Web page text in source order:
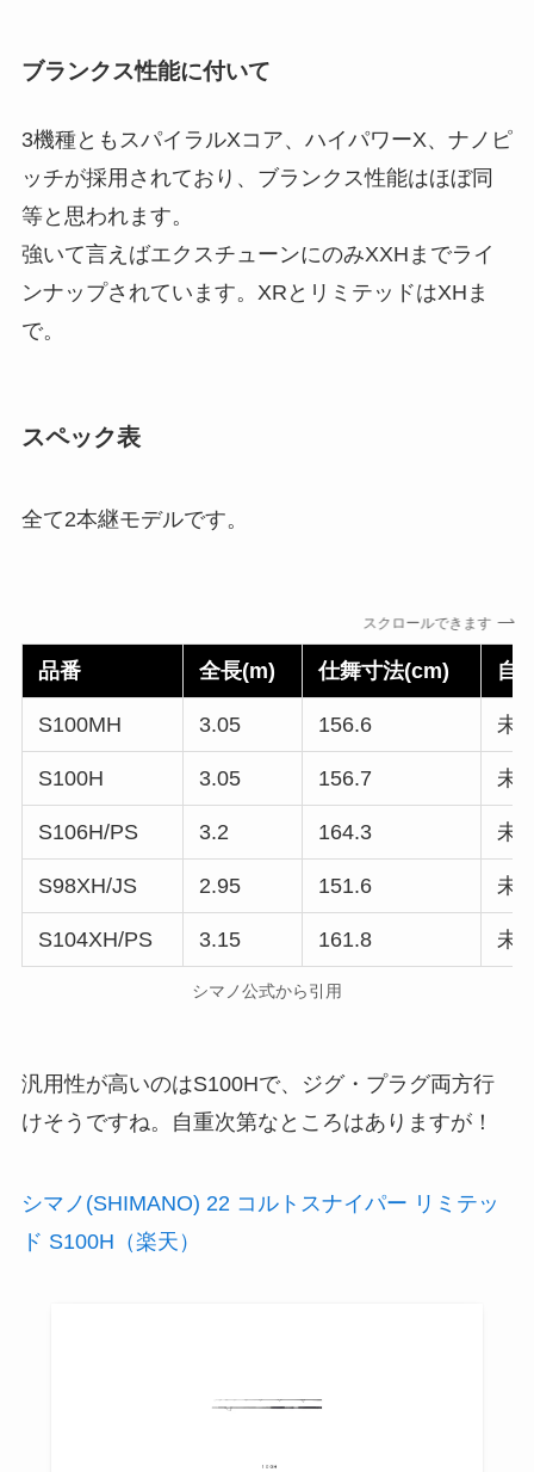
ブランクス性能に付いて
3機種ともスパイラルXコア、ハイパワーX、ナノピ
ッチが採用されており、ブランクス性能はほぼ同
等と思われます。
強いて言えばエクスチューンにのみXXHまでライ
ンナップされています。XRとリミテッドはXHま
で。
スペック表
全て2本継モデルです。
スクロールできます
品番 全長(m) 仕舞寸法(cm) 自
S100MH 3.05 156.6 未
S100H 3.05 156.7 未
S106H/PS 3.2 164.3 未
S98XH/JS 2.95 151.6 未
S104XH/PS 3.15 161.8 未
シマノ公式から引用
汎用性が高いのはS100Hで、ジグ・プラグ両方行
けそうですね。自重次第なところはありますが！
シマノ(SHIMANO) 22 コルトスナイパー リミテッ
ド S100H（楽天）